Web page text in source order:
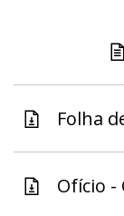
Folha
Ofício -